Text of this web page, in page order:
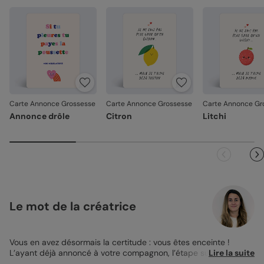
Carte Annonce Grossesse
Annonce drôle
Carte Annonce Grossesse
Citron
Carte Annonce
Litchi
Le mot de la créatrice
Vous en avez désormais la certitude : vous êtes enceinte !
L’ayant déjà annoncé à votre compagnon, l’étape suivante est
Lire la suite